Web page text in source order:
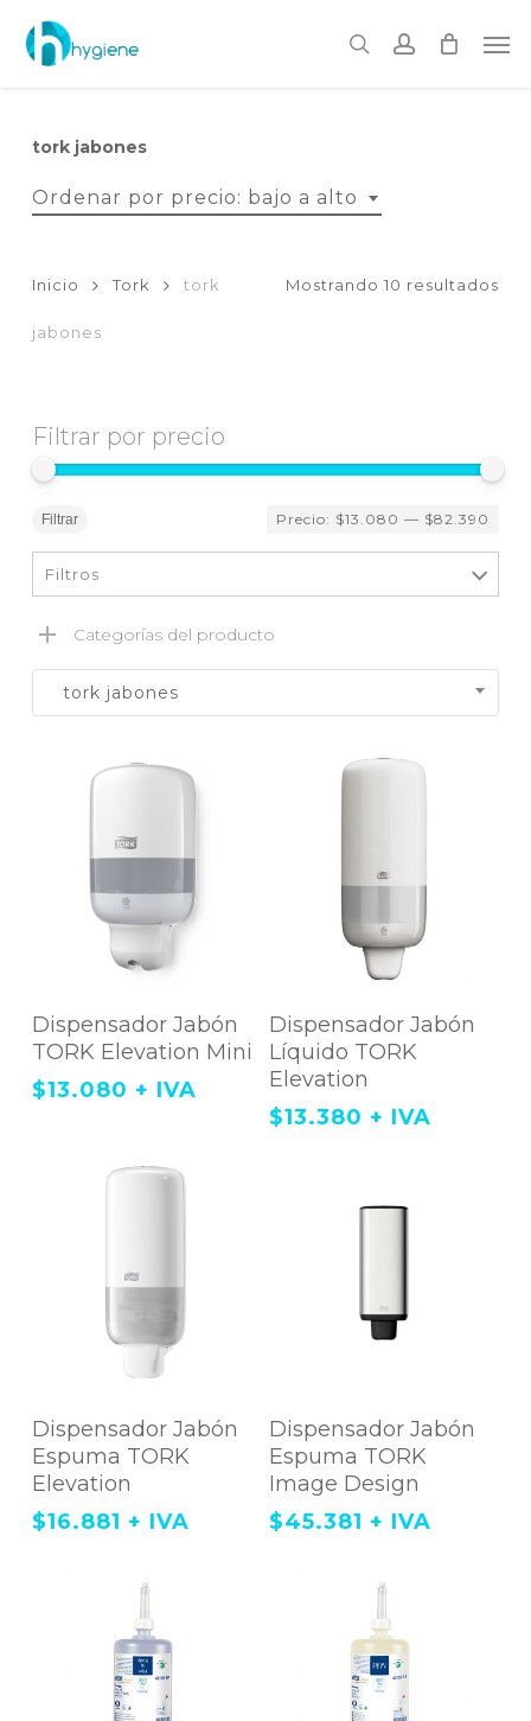
main
content
searchaccount
tork jabones
Ordenar por precio: bajo a alto
Mostrando 10 resultados
Inicio Tork tork
jabones
Filtrar por precio
Filtrar Precio: $13.080 — $82.390
Filtros
Categorías del producto
tork jabones
Agregar Al Carrito
Dispensador Jabón
TORK Elevation Mini
$13.080 + IVA
Agregar Al
Carrito
producto
tiene
múltiples
variantes.
Las
opciones
se
Dispensador Jabón
Líquido TORK
Elevation
$13.380 + IVA
Agregar Al
Carrito
producto
tiene
múltiples
variantes.
Las
opciones
se
Dispensador Jabón
Espuma TORK
Elevation
$16.881 + IVA
Agregar Al Carrito
Dispensador Jabón
Espuma TORK
Image Design
$45.381 + IVA